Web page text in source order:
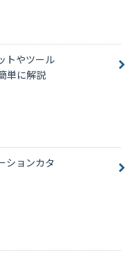
トやツール
単に解説
ションカタ